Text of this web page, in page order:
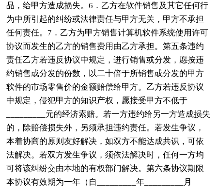
品，给甲方造成损失。6．乙方在软件销售及其它任何行
为中所引起的纠纷或法律责任与甲方无关，甲方不承担
任何责任。7．乙方为甲方销售计算机软件系统使用许可
协议而发生的乙方的销售费用由乙方承担。第五条违约
责任乙方若违反协议中规定，进行销售或分发，愿按违
约销售或分发的份数，以二十倍于所销售或分发的甲方
软件的市场零售价的金额赔偿给甲方。乙方若违反协议
中规定，侵犯甲方的知识产权，愿接受甲方不低于
_________元的经济索赔。若一方违约给另一方造成损失
的，除赔偿损失外，另须承担违约责任。若发生争议，
本着协商的原则友好解决，如双方不能达成共识，可依
法解决。若双方发生争议，须依法解决时，任何一方均
可将该纠纷交由本地的有权部门解决。第六条协议期限
本协议有效期为一年（自_________年_________月